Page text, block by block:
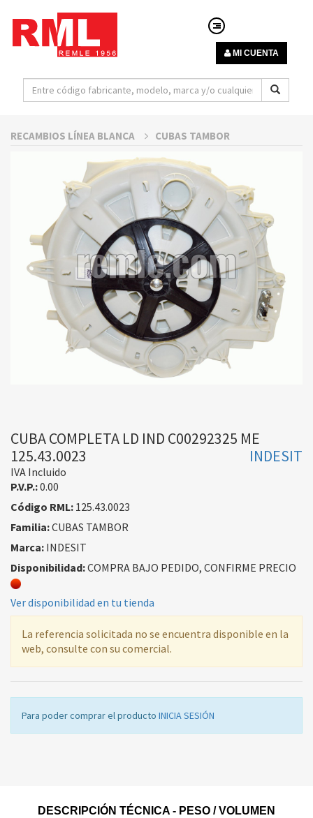
MI CUENTA
RECAMBIOS LÍNEA BLANCA CUBAS TAMBOR
CUBA COMPLETA LD IND C00292325 ME
125.43.0023
INDESIT
IVA Incluido
P.V.P.:0.00
Código RML: 125.43.0023
Familia:CUBAS TAMBOR
Marca: INDESIT
Disponibilidad:COMPRA BAJO PEDIDO, CONFIRME PRECIO
Ver disponibilidad en tu tienda
La referencia solicitada no se encuentra disponible en la
web, consulte con su comercial.
Para poder comprar el producto INICIA SESIÓN
DESCRIPCIÓN TÉCNICA - PESO / VOLUMEN